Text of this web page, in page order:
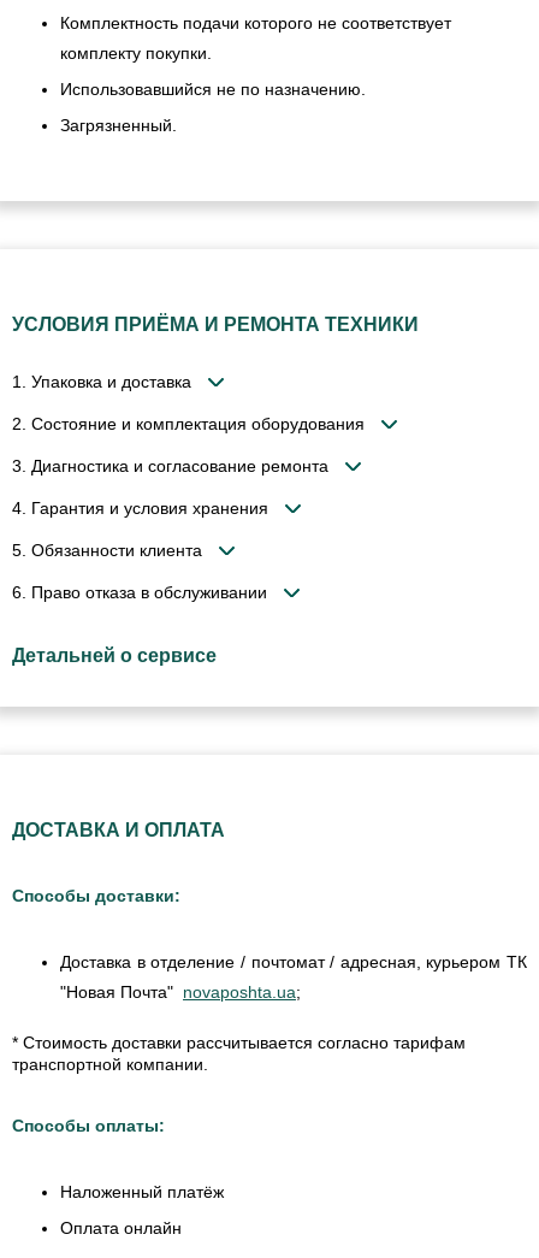
Комплектность подачи которого не соответствует
комплекту покупки.
Использовавшийся не по назначению.
Загрязненный.
УСЛОВИЯ ПРИЁМА И РЕМОНТА ТЕХНИКИ
1. Упаковка и доставка
2. Состояние и комплектация оборудования
3. Диагностика и согласование ремонта
4. Гарантия и условия хранения
5. Обязанности клиента
6. Право отказа в обслуживании
Детальней о сервисе
ДОСТАВКА И ОПЛАТА
Способы доставки:
Доставка в отделение / почтомат / адресная, курьером ТК
"Новая Почта" novaposhta.ua;
* Стоимость доставки рассчитывается согласно тарифам
транспортной компании.
Способы оплаты:
Наложенный платёж
Оплата онлайн